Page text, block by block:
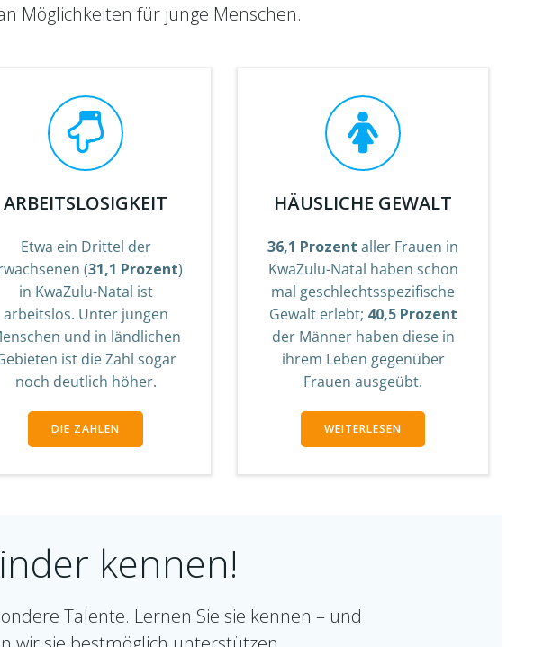
Möglichkeiten für junge Menschen.
ARBEITSLOSIGKEIT
Etwa ein Drittel der
(31,1 Prozent)
in KwaZulu-Natal ist
arbeitslos. Unter jungen
und in ländlichen
ist die Zahl sogar
noch deutlich höher.
DIE ZAHLEN
HÄUSLICHE GEWALT
36,1 Prozent aller Frauen in
KwaZulu-Natal haben schon
mal geschlechtsspezifische
Gewalt erlebt; 40,5 Prozent
der Männer haben diese in
ihrem Leben gegenüber
Frauen ausgeübt.
WEITERLESEN
kennen!
Talente. Lernen Sie sie kennen – und